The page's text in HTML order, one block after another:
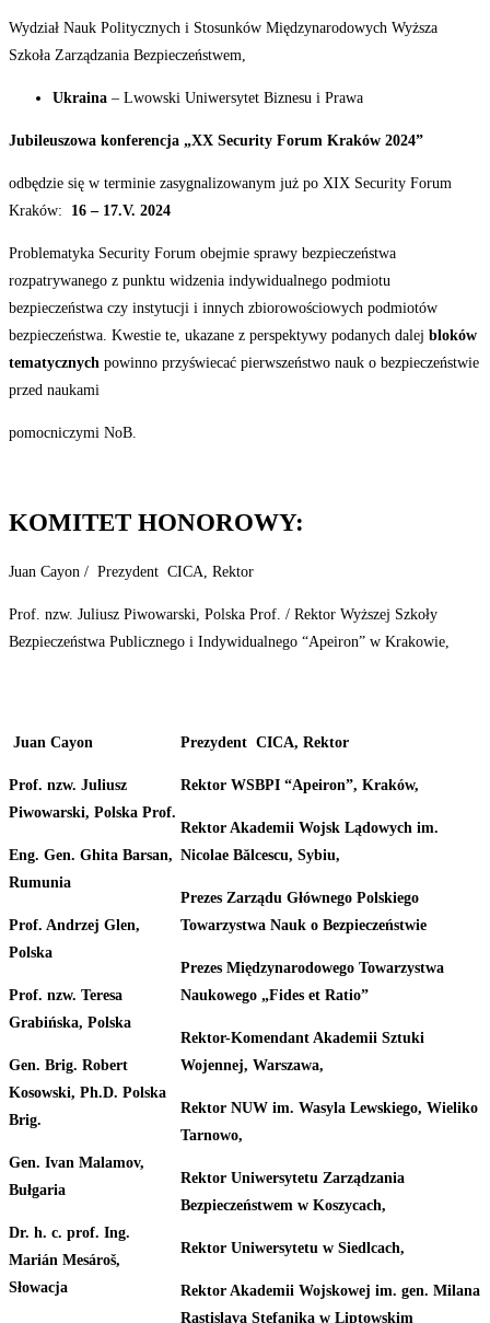
Wydział Nauk Politycznych i Stosunków Międzynarodowych Wyższa
Szkoła Zarządzania Bezpieczeństwem,
Ukraina – Lwowski Uniwersytet Biznesu i Prawa
Jubileuszowa konferencja „XX Security Forum Kraków 2024”
odbędzie się w terminie zasygnalizowanym już po XIX Security Forum
Kraków:
16 – 17.V. 2024
Problematyka Security Forum obejmie sprawy bezpieczeństwa
rozpatrywanego z punktu widzenia indywidualnego podmiotu
bezpieczeństwa czy instytucji i innych zbiorowościowych podmiotów
bezpieczeństwa. Kwestie te, ukazane z perspektywy podanych dalej bloków
tematycznych powinno przyświecać pierwszeństwo nauk o bezpieczeństwie
przed naukami
pomocniczymi NoB.
KOMITET HONOROWY:
Juan Cayon / Prezydent CICA, Rektor
Prof. nzw. Juliusz Piwowarski, Polska Prof. / Rektor Wyższej Szkoły
Bezpieczeństwa Publicznego i Indywidualnego “Apeiron” w Krakowie,
Juan Cayon
Prof. nzw. Juliusz
Piwowarski, Polska Prof.
Eng. Gen. Ghita Barsan,
Rumunia
Prof. Andrzej Glen,
Polska
Prof. nzw. Teresa
Grabińska, Polska
Gen. Brig. Robert
Kosowski, Ph.D. Polska
Brig.
Gen. Ivan Malamov,
Bułgaria
Dr. h. c. prof. Ing.
Marián Mesároš,
Słowacja
Prezydent CICA, Rektor
Rektor WSBPI “Apeiron”, Kraków,
Rektor Akademii Wojsk Lądowych im.
Nicolae Bălcescu, Sybiu,
Prezes Zarządu Głównego Polskiego
Towarzystwa Nauk o Bezpieczeństwie
Prezes Międzynarodowego Towarzystwa
Naukowego „Fides et Ratio”
Rektor-Komendant Akademii Sztuki
Wojennej, Warszawa,
Rektor NUW im. Wasyla Lewskiego, Wieliko
Tarnowo,
Rektor Uniwersytetu Zarządzania
Bezpieczeństwem w Koszycach,
Rektor Uniwersytetu w Siedlcach,
Rektor Akademii Wojskowej im. gen. Milana
Rastislava Stefanika w Liptowskim